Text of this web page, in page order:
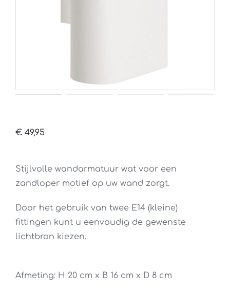
€ 49,95
Stijlvolle wandarmatuur wat voor een
zandloper motief op uw wand zorgt.
Door het gebruik van twee E14 (kleine)
fittingen kunt u eenvoudig de gewenste
lichtbron kiezen.
Afmeting: H 20 cm x B 16 cm x D 8 cm